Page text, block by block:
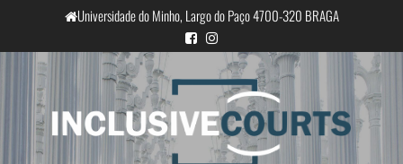
o
conteúdo
Universidade do Minho, Largo do Paço 4700-320 BRAGA